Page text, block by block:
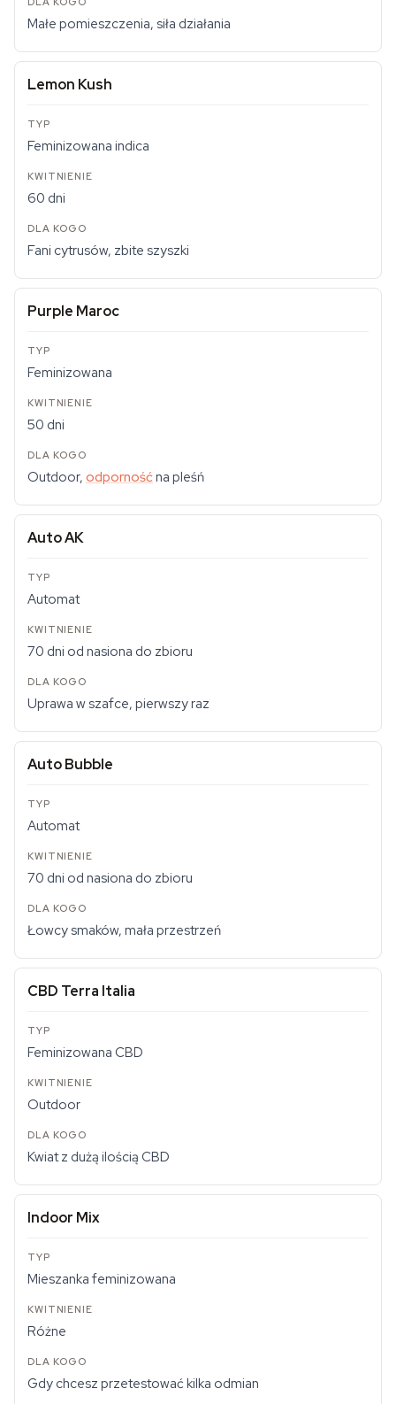
Małe pomieszczenia, siła działania
Lemon Kush
Feminizowana indica
60 dni
Fani cytrusów, zbite szyszki
Purple Maroc
Feminizowana
50 dni
Outdoor, odpornośćna pleśń
Auto AK
Automat
70 dni od nasiona do zbioru
Uprawa w szafce, pierwszy raz
Auto Bubble
Automat
70 dni od nasiona do zbioru
Łowcy smaków, mała przestrzeń
CBD Terra Italia
Feminizowana CBD
Outdoor
Kwiat z dużą ilością CBD
Indoor Mix
Mieszanka feminizowana
Różne
Gdy chcesz przetestować kilka odmian